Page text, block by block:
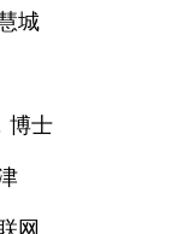
城
博士